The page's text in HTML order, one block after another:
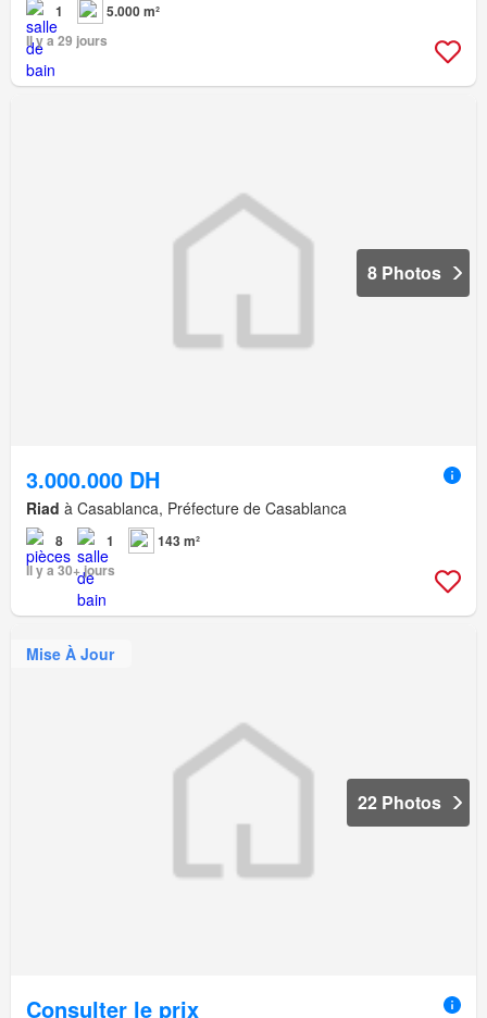
1
5.000 m²
Il y a 29 jours
8 Photos
3.000.000 DH
Riad à Casablanca, Préfecture de Casablanca
8 1
143 m²
Il y a 30+ jours
Mise À Jour
22 Photos
Consulter le prix